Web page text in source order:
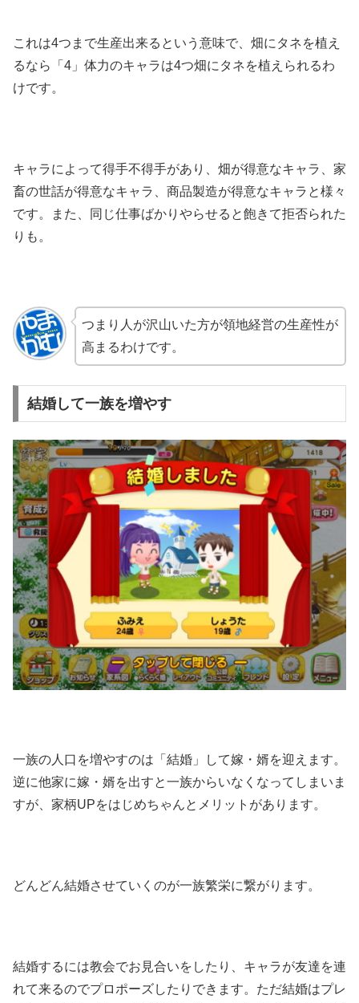
これは4つまで生産出来るという意味で、畑にタネを植え
るなら「4」体力のキャラは4つ畑にタネを植えられるわ
けです。
キャラによって得手不得手があり、畑が得意なキャラ、家
畜の世話が得意なキャラ、商品製造が得意なキャラと様々
です。また、同じ仕事ばかりやらせると飽きて拒否られた
りも。
つまり人が沢山いた方が領地経営の生産性が
高まるわけです。
結婚して一族を増やす
一族の人口を増やすのは「結婚」して嫁・婿を迎えます。
逆に他家に嫁・婿を出すと一族からいなくなってしまいま
すが、家柄UPをはじめちゃんとメリットがあります。
どんどん結婚させていくのが一族繁栄に繋がります。
結婚するには教会でお見合いをしたり、キャラが友達を連
れて来るのでプロポーズしたりできます。ただ結婚はプレ